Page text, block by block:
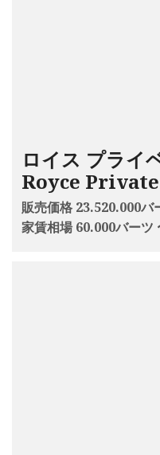
ロイス プライ
Royce
販売価格 23.520.000バ
家賃相場 60.000バーツ